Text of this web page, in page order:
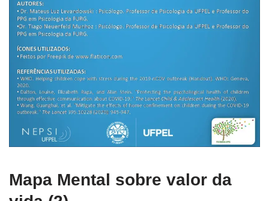
Mapa Mental sobre valor da